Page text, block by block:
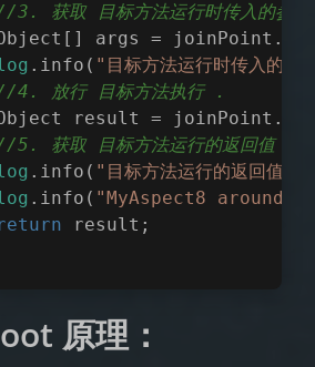
3. 获取 目标方法运行时传入的参
args =
.info( "目标方法运行时传入的
4. 放行 目标方法执行 .
result =
5. 获取 目标方法运行的返回值 .
.info( "目标方法运行的返回值
.info( "MyAspect8
result;
原理：